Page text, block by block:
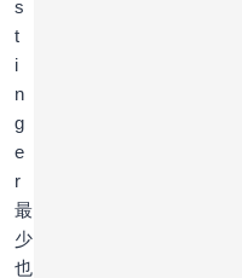
s
t
i
n
g
e
r
最
少
也